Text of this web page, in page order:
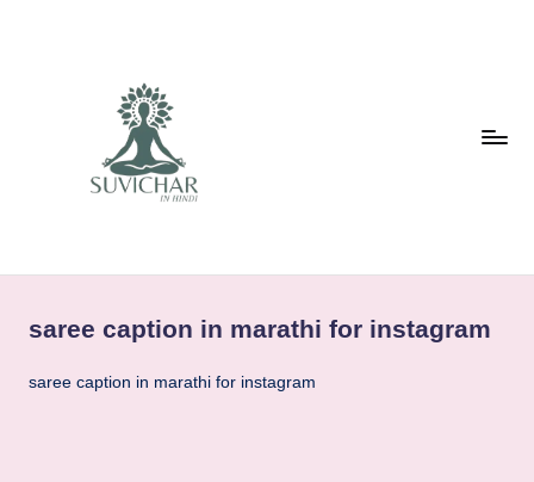
V
I
saree caption in marathi for instagram
saree caption in marathi for instagram